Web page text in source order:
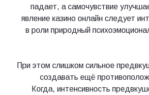
падает, а самочувствие
явление казино онлайн следует
в роли природный
При этом слишком сильное
создавать ещё
Когда, интенсивность